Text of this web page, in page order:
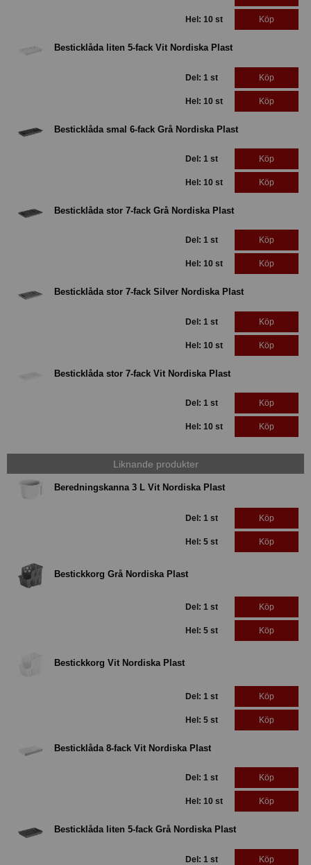
Hel: 10 st Köp
Besticklåda liten 5-fack Vit Nordiska Plast
Del: 1 st Köp
Hel: 10 st Köp
Besticklåda smal 6-fack Grå Nordiska Plast
Del: 1 st Köp
Hel: 10 st Köp
Besticklåda stor 7-fack Grå Nordiska Plast
Del: 1 st Köp
Hel: 10 st Köp
Besticklåda stor 7-fack Silver Nordiska Plast
Del: 1 st Köp
Hel: 10 st Köp
Besticklåda stor 7-fack Vit Nordiska Plast
Del: 1 st Köp
Hel: 10 st Köp
Liknande produkter
Beredningskanna 3 L Vit Nordiska Plast
Del: 1 st Köp
Hel: 5 st Köp
Bestickkorg Grå Nordiska Plast
Del: 1 st Köp
Hel: 5 st Köp
Bestickkorg Vit Nordiska Plast
Del: 1 st Köp
Hel: 5 st Köp
Besticklåda 8-fack Vit Nordiska Plast
Del: 1 st Köp
Hel: 10 st Köp
Besticklåda liten 5-fack Grå Nordiska Plast
Del: 1 st Köp